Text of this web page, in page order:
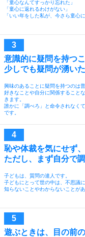
「童心なんてすっかり忘れた」
「童心に返れるわけがない」
「いい年をした私が、今さら童心
意識的に疑問を持つ
少しでも疑問が湧い
興味のあることに疑問を持つのは普
好きなことや自分に関係すること
きます。
誰かに「調べろ」と命令されなく
です。
恥や体裁を気にせず
ただし、まず自分で
子どもは、質問の達人です。
子どもにとって世の中は、不思議
知らないことやわからないことが
遊ぶときは、目の前